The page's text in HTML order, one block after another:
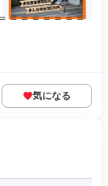
＝＝＝＝＝＝＝
気になる